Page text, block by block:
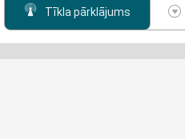
Tīkla pārklājums